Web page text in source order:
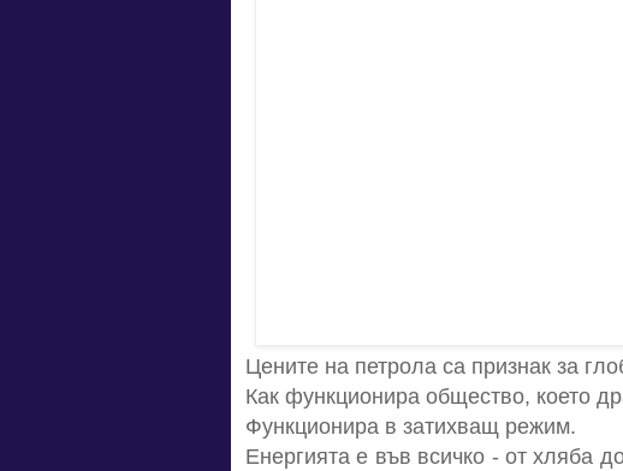
Цените на петрола са признак за
Как функционира общество, което
Функционира в затихващ режим.
Енергията е във всичко - от хляба